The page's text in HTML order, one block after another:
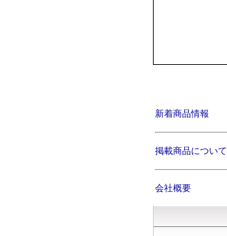
新着商品情報
掲載商品について
会社概要